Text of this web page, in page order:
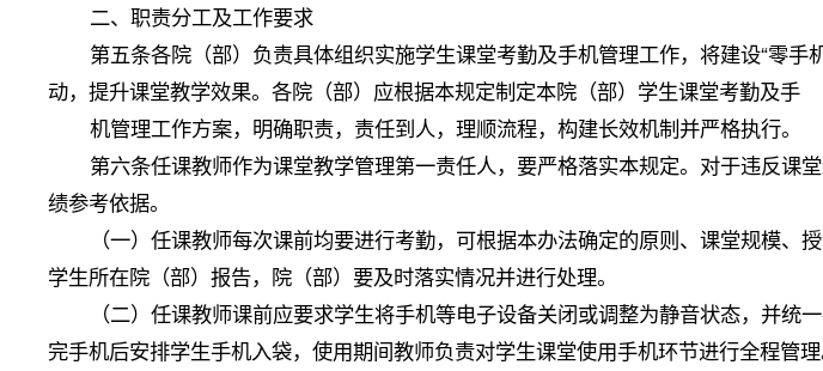
二、职责分工及工作要求
第五条各院（部）负责具体组织实施学生课堂考勤及手机管理工作，将建设“零
动，提升课堂教学效果。各院（部）应根据本规定制定本院（部）学生课堂考勤及手
机管理工作方案，明确职责，责任到人，理顺流程，构建长效机制并严格执行。
第六条任课教师作为课堂教学管理第一责任人，要严格落实本规定。对于违反
绩参考依据。
（一）任课教师每次课前均要进行考勤，可根据本办法确定的原则、课堂规模
学生所在院（部）报告，院（部）要及时落实情况并进行处理。
（二）任课教师课前应要求学生将手机等电子设备关闭或调整为静音状态，并
完手机后安排学生手机入袋，使用期间教师负责对学生课堂使用手机环节进行全程管理